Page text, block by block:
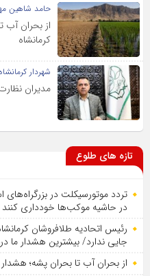
حامد شاهین
از بحران
کرمانشاه
شهردار
مدیران
تازه های طلوع
تردد موتورسیکلت در
در حاشیه موکب‌ها خودداری کنند
رئیس اتحادیه طلافروشان
جایی ندارد/ بیشترین هشدار ما
از بحران آب تا بحران پشه؛